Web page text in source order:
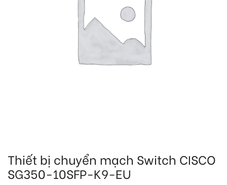
Thiết bị chuyển mạch Switch CISCO
SG350-10SFP-K9-EU